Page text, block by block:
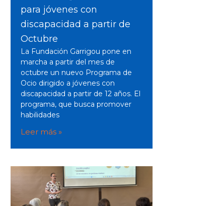
para jóvenes con
discapacidad a partir de
Octubre
La Fundación Garrigou pone en
marcha a partir del mes de
octubre un nuevo Programa de
Ocio dirigido a jóvenes con
discapacidad a partir de 12 años. El
programa, que busca promover
habilidades
Leer más »